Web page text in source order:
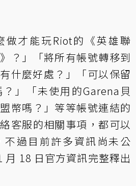
做才能玩Riot的《英雄聯
？」「將所有帳號轉移到
什麼好處？」「可以保留
」「未使用的Garena貝
幣嗎？」等等帳號連結的
客服的相關事項，都可以
不過目前許多資訊尚未公
月 18 日官方資訊完整釋出